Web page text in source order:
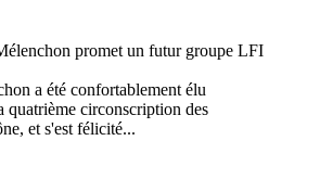
a été confortablement élu
quatrième circonscription des
et s'est félicité...